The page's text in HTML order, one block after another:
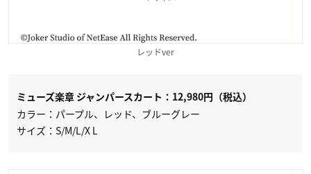
レッドver
ミューズ楽章 ジャンパースカート： 12,980円（税込）
カラー：パープル、レッド、ブルーグレー
サイズ：S/M/L/X L